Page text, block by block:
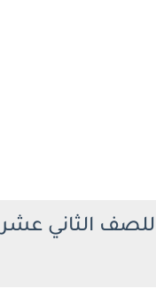
للصف الثاني عشر